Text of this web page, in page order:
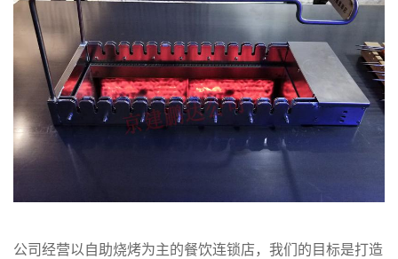
公司经营以自助烧烤为主的餐饮连锁店，我们的目标是打造